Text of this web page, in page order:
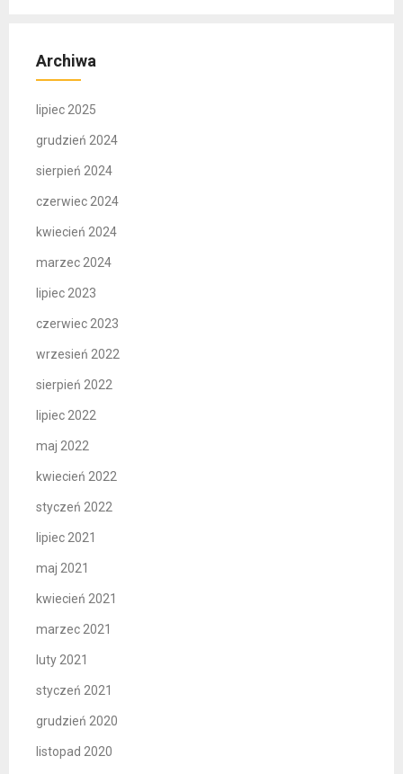
Archiwa
lipiec 2025
grudzień 2024
sierpień 2024
czerwiec 2024
kwiecień 2024
marzec 2024
lipiec 2023
czerwiec 2023
wrzesień 2022
sierpień 2022
lipiec 2022
maj 2022
kwiecień 2022
styczeń 2022
lipiec 2021
maj 2021
kwiecień 2021
marzec 2021
luty 2021
styczeń 2021
grudzień 2020
listopad 2020